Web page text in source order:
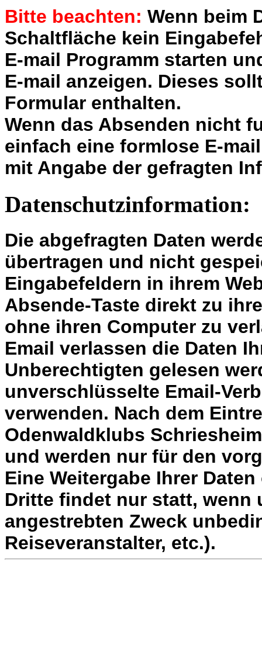
Bitte beachten: Wenn beim
Schaltfläche kein
E-mail Programm starten
E-mail anzeigen. Dieses
Formular enthalten.
Wenn das Absenden nicht
einfach eine formlose E-
mit Angabe der gefragten
Datenschutzinformation:
Die abgefragten Daten
übertragen und nicht
Eingabefeldern in ihrem
Absende-Taste direkt zu
ohne ihren Computer zu
Email verlassen die Daten
Unberechtigten gelesen
unverschlüsselte Email-
verwenden. Nach dem
Odenwaldklubs
und werden nur für den
Eine Weitergabe Ihrer
Dritte findet nur statt, wenn
angestrebten Zweck
Reiseveranstalter, etc.).